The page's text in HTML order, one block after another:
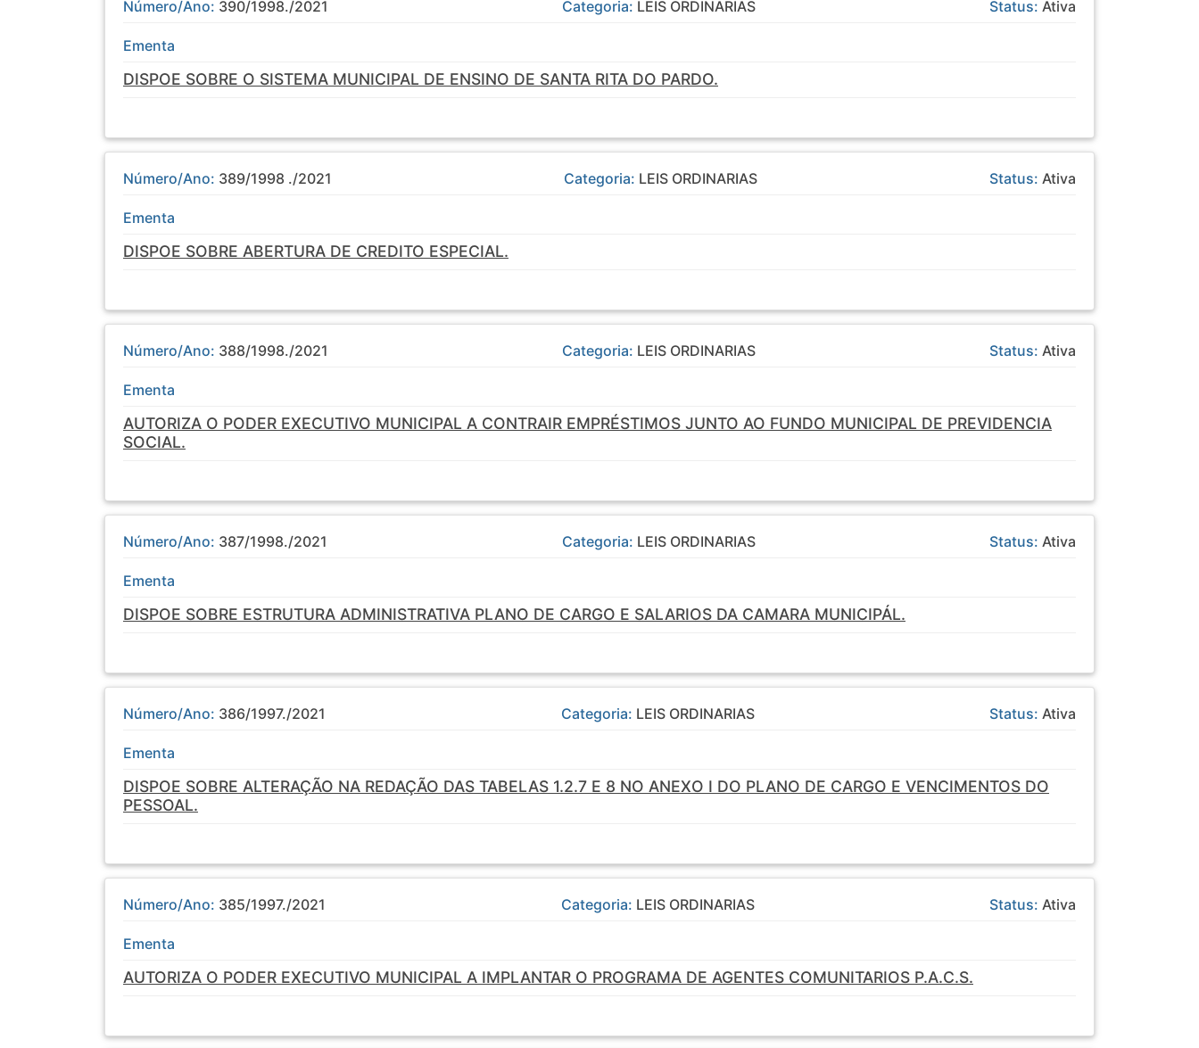
Número/Ano: 390/1998./2021 Categoria: LEIS ORDINARIAS Status: Ativa
Ementa
DISPOE SOBRE O SISTEMA MUNICIPAL DE ENSINO DE SANTA RITA DO PARDO.
Número/Ano: 389/1998 ./2021 Categoria: LEIS ORDINARIAS Status: Ativa
Ementa
DISPOE SOBRE ABERTURA DE CREDITO ESPECIAL.
Número/Ano: 388/1998./2021 Categoria: LEIS ORDINARIAS Status: Ativa
Ementa
AUTORIZA O PODER EXECUTIVO MUNICIPAL A CONTRAIR EMPRÉSTIMOS JUNTO AO FUNDO MUNICIPAL DE PREVIDENCIA
SOCIAL.
Número/Ano: 387/1998./2021 Categoria: LEIS ORDINARIAS Status: Ativa
Ementa
DISPOE SOBRE ESTRUTURA ADMINISTRATIVA PLANO DE CARGO E SALARIOS DA CAMARA MUNICIPÁL.
Número/Ano: 386/1997./2021 Categoria: LEIS ORDINARIAS Status: Ativa
Ementa
DISPOE SOBRE ALTERAÇÃO NA REDAÇÃO DAS TABELAS 1.2.7 E 8 NO ANEXO I DO PLANO DE CARGO E VENCIMENTOS DO
PESSOAL.
Número/Ano: 385/1997./2021 Categoria: LEIS ORDINARIAS Status: Ativa
Ementa
AUTORIZA O PODER EXECUTIVO MUNICIPAL A IMPLANTAR O PROGRAMA DE AGENTES COMUNITARIOS P.A.C.S.